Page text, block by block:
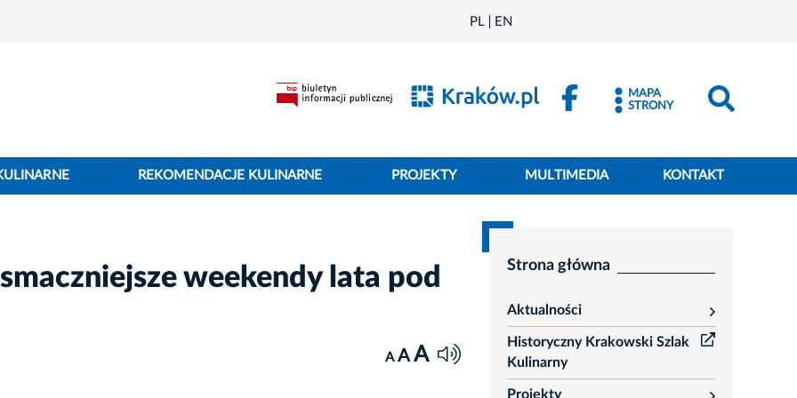
PL EN
MAPA
STRONY
REKOMENDACJE KULINARNE PROJEKTY MULTIMEDIA KONTAKT
weekendy lata pod
A A A
Strona główna
Aktualności
rozwiń
Historyczny Krakowski Szlak
Kulinarny
Projekty